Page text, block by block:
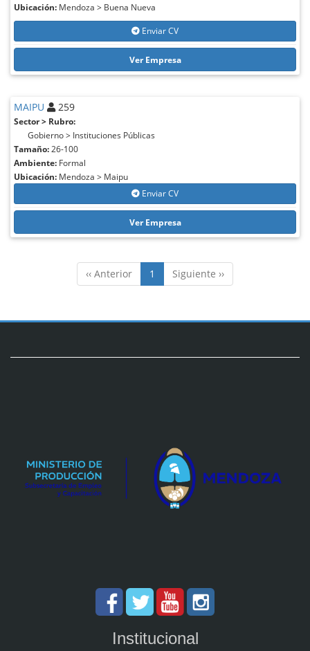
Ubicación: Mendoza > Buena Nueva
Enviar CV
Ver Empresa
MAIPU 259
Sector > Rubro:
Gobierno > Instituciones Públicas
Tamaño: 26-100
Ambiente: Formal
Ubicación: Mendoza > Maipu
Enviar CV
Ver Empresa
‹‹ Anterior 1 Siguiente ››
Institucional